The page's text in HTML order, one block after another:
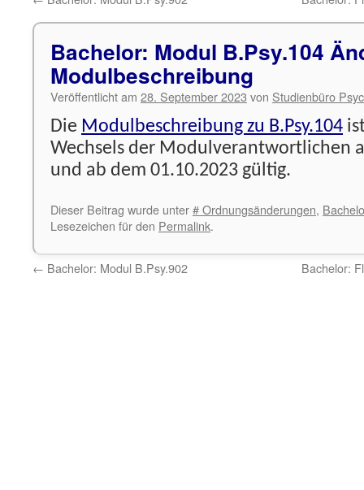
Bachelor: Modul B.Psy.104
Modulbeschreibung
Veröffentlicht am 28. September 2023 von Studienbüro
Die Modulbeschreibung zu B.Psy.104
Wechsels der Modulverantwortlichen
und ab dem 01.10.2023 gültig.
Dieser Beitrag wurde unter# Ordnungsänderungen,
Lesezeichen für den Permalink.
← Bachelor: Modul B.Psy.902 Bachelor: